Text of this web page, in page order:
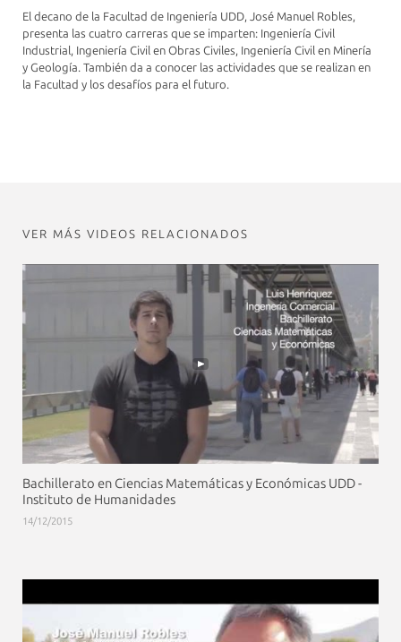
El decano de la Facultad de Ingeniería UDD, José Manuel Robles,
presenta las cuatro carreras que se imparten: Ingeniería Civil
Industrial, Ingeniería Civil en Obras Civiles, Ingeniería Civil en Minería
y Geología. También da a conocer las actividades que se realizan en
la Facultad y los desafíos para el futuro.
VER MÁS VIDEOS RELACIONADOS
Bachillerato en Ciencias Matemáticas y Económicas UDD -
Instituto de Humanidades
14/12/2015